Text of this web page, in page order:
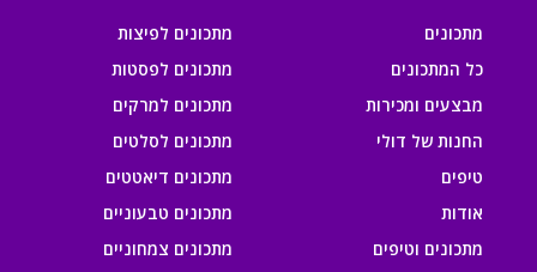
מתכונים
כל המתכונים
מבצעים ומכירות
החנות של דולי
טיפים
אודות
מתכונים וטיפים
מתכונים לפיצות
מתכונים לפסטות
מתכונים למרקים
מתכונים לסלטים
מתכונים דיאטטים
מתכונים טבעוניים
מתכונים צמחוניים